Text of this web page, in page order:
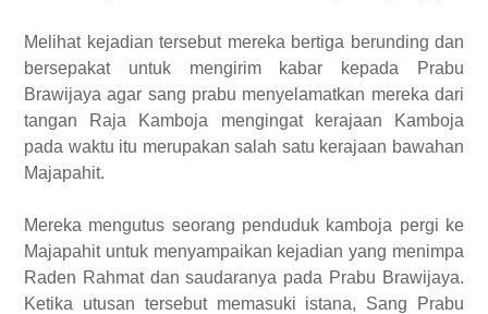
Melihat kejadian tersebut mereka bertiga berunding dan
bersepakat untuk mengirim kabar kepada Prabu
Brawijaya agar sang prabu menyelamatkan mereka dari
tangan Raja Kamboja mengingat kerajaan Kamboja
pada waktu itu merupakan salah satu kerajaan bawahan
Majapahit.
Mereka mengutus seorang penduduk kamboja pergi ke
Majapahit untuk menyampaikan kejadian yang menimpa
Raden Rahmat dan saudaranya pada Prabu Brawijaya.
Ketika utusan tersebut memasuki istana, Sang Prabu